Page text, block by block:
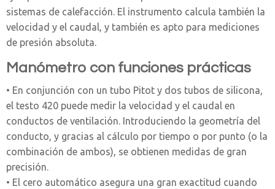
sistemas de calefacción. El instrumento calcula también la
velocidad y el caudal, y también es apto para mediciones
de presión absoluta.
Manómetro con funciones prácticas
• En conjunción con un tubo Pitot y dos tubos de silicona,
el testo 420 puede medir la velocidad y el caudal en
conductos de ventilación. Introduciendo la geometría del
conducto, y gracias al cálculo por tiempo o por punto (o la
combinación de ambos), se obtienen medidas de gran
precisión.
• El cero automático asegura una gran exactitud cuando